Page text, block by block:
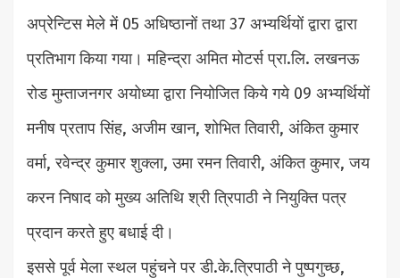
अप्रेन्टिस मेले में 05 अधिष्ठानों तथा 37 अभ्यर्थियों द्वारा द्वारा
प्रतिभाग किया गया। महिन्द्रा अमित मोटर्स प्रा.लि. लखनऊ
रोड मुम्ताजनगर अयोध्या द्वारा नियोजित किये गये 09 अभ्यर्थियों
मनीष प्रताप सिंह, अजीम खान, शोभित तिवारी, अंकित कुमार
वर्मा, रवेन्द्र कुमार शुक्ला, उमा रमन तिवारी, अंकित कुमार, जय
करन निषाद को मुख्य अतिथि श्री त्रिपाठी ने नियुक्ति पत्र
प्रदान करते हुए बधाई दी।
इससे पूर्व मेला स्थल पहुंचने पर डी.के.त्रिपाठी ने पुष्पगुच्छ,